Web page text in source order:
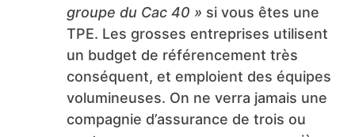
groupe du Cac 40 » si vous êtes une
TPE. Les grosses entreprises utilisent
un budget de référencement très
conséquent, et emploient des équipes
volumineuses. On ne verra jamais une
compagnie d’assurance de trois ou